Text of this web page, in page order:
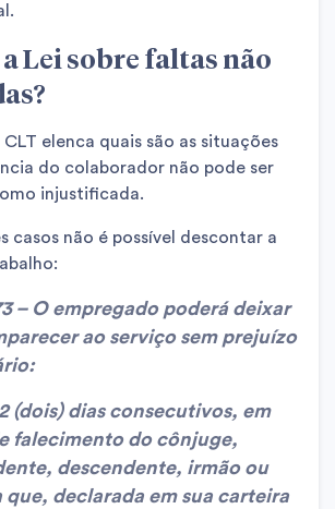
a Lei sobre faltas não
CLT elenca quais são as situações
do colaborador não pode ser
injustificada.
casos não é possível descontar a
– O empregado poderá deixar
ao serviço sem prejuízo
(dois) dias consecutivos, em
falecimento do cônjuge,
descendente, irmão ou
que, declarada em sua carteira